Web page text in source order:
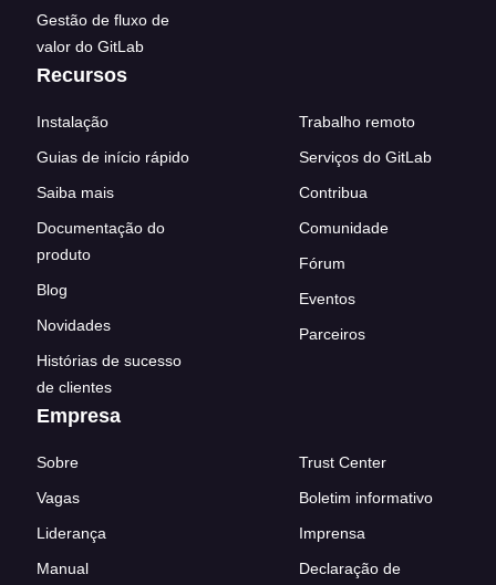
Gestão de fluxo de
valor do GitLab
Recursos
Instalação
Guias de início rápido
Saiba mais
Documentação do
produto
Blog
Novidades
Histórias de sucesso
de clientes
Trabalho remoto
Serviços do GitLab
Contribua
Comunidade
Fórum
Eventos
Parceiros
Empresa
Sobre
Vagas
Liderança
Manual
Trust Center
Boletim informativo
Imprensa
Declaração de